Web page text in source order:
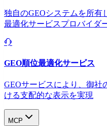
独自のGEOシステムを所有
最適化サービスプロバイダ
GEO順位最適化サービス
GEOサービスにより、御社
ける支配的な表示を実現​
MCP